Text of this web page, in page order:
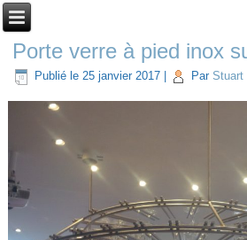
Porte verre à pied inox
Publié le 25 janvier 2017 Par Stuart